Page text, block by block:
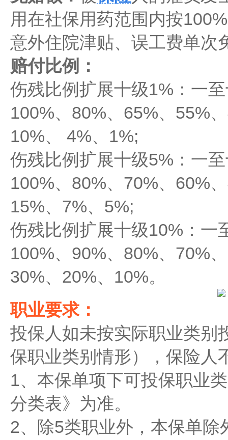
用在社保用药范围内按
意外住院津贴、误工费单次
赔付比例：
伤残比例扩展十级1%：一
100%、80%、65%、55%
10%、 4%、1%;
伤残比例扩展十级5%：一
100%、80%、70%、60%
15%、7%、5%;
伤残比例扩展十级10%：一
100%、90%、80%、70%
30%、20%、10%。
职业要求：
投保人如未按实际职业类别
保职业类别情形），保险人
1、本保单项下可投保职业
分类表》为准。
2、除5类职业外，本保单